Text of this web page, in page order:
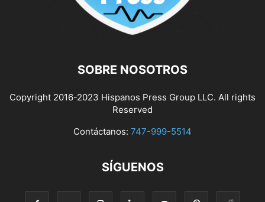
SOBRE NOSOTROS
Copyright 2016-2023 Hispanos Press Group LLC. All rights
Reserved
Contáctanos: 747-999-5514
SÍGUENOS